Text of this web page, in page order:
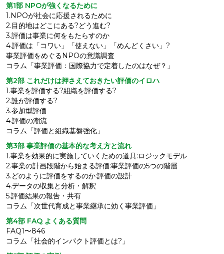
第1部 NPOが強くなるために
1.NPOが社会に応援されるために
2.目的地はどこにある?どう進む?
3.評価は事業に何をもたらすのか
4.評価は「コワい」「使えない」「めんどくさい」?
事業評価をめぐるNPOの意識調査
コラム「事業評価：国際協力で定着したのはなぜ？」
第2部 これだけは押さえておきたい評価のイロハ
1.事業を評価する?組織を評価する?
2.誰が評価する?
3.参加型評価
4.評価の潮流
コラム「評価と組織基盤強化」
第3部 事業評価の基本的な考え方と流れ
1.事業を効果的に実施していくための道具:ロジックモデル
2.事業の計画段階から始まる評価:事業評価の5つの階層
3.どのように評価をするのか:評価の設計
4.データの収集と分析・解釈
5.評価結果の報告・共有
コラム「次世代育成と事業継承に効く事業評価」
第4部 FAQ よくある質問
FAQ1〜846
コラム「社会的インパクト評価とは?」